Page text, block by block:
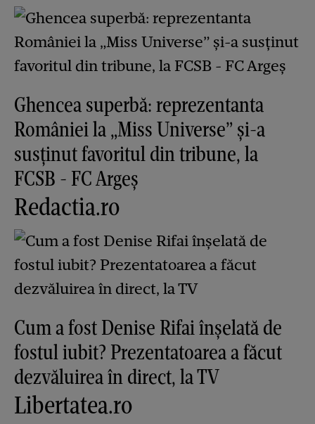
Ghencea superbă: reprezentanta
României la „Miss Universe” și-a
susținut favoritul din tribune, la
FCSB - FC Argeș
Redactia.ro
Cum a fost Denise Rifai înșelată de
fostul iubit? Prezentatoarea a făcut
dezvăluirea în direct, la TV
Libertatea.ro